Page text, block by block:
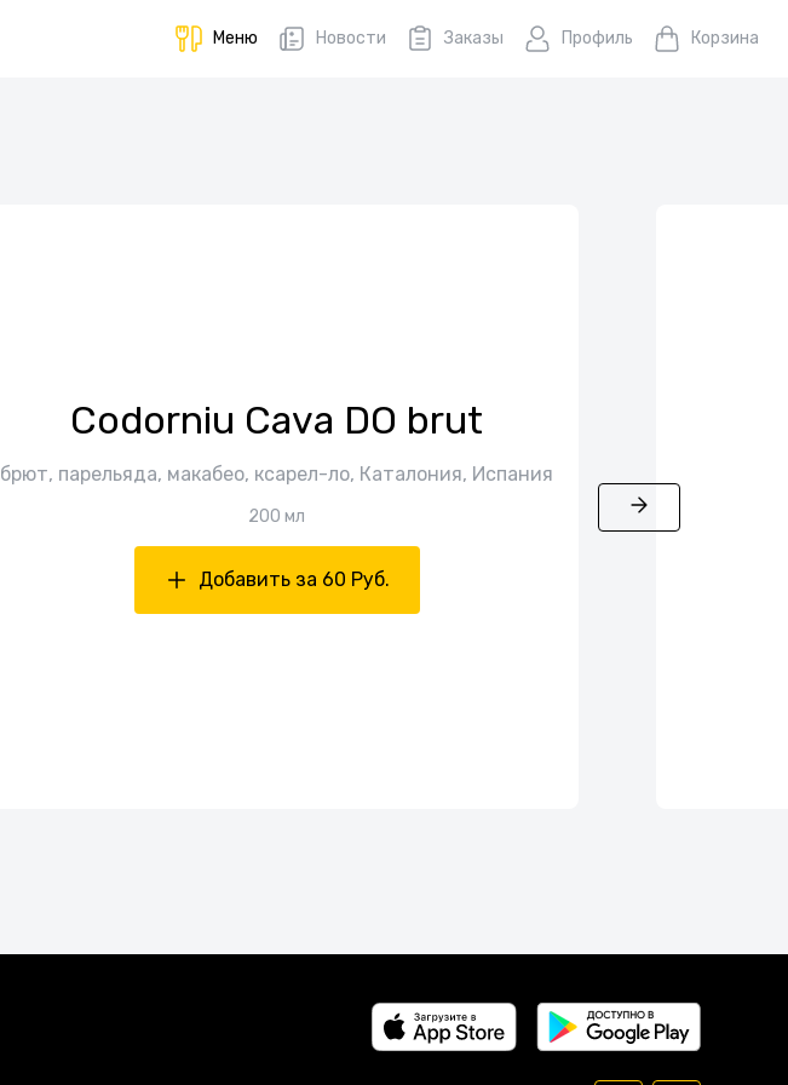
Меню Новости Заказы Профиль Корзина
Codorniu Cаvа DО brut
брют, парельяда, макабео, ксарел-лo, Каталония, Испания
200 мл
Добавить за 60 Руб.